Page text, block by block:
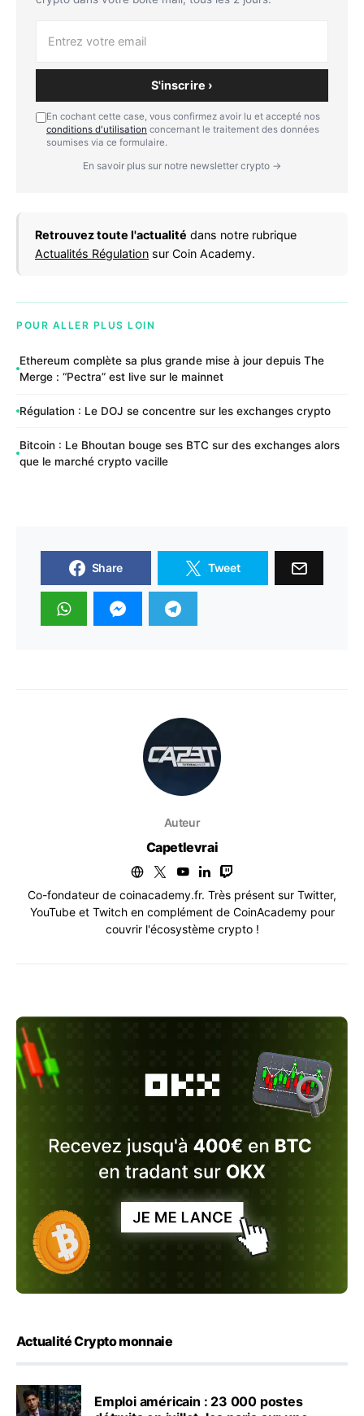
S'inscrire ›
En cochant cette case, vous confirmez avoir lu et accepté nos
conditions d'utilisation concernant le traitement des données
soumises via ce formulaire.
En savoir plus sur notre newsletter crypto →
Retrouvez toute l'actualité dans notre rubrique
Actualités Régulation sur Coin Academy.
POUR ALLER PLUS LOIN
Ethereum complète sa plus grande mise à jour depuis The
Merge : “Pectra” est live sur le mainnet
Régulation : Le DOJ se concentre sur les exchanges crypto
Bitcoin : Le Bhoutan bouge ses BTC sur des exchanges alors
que le marché crypto vacille
Share Tweet
Auteur
Capetlevrai
Co-fondateur de coinacademy.fr. Très présent sur Twitter,
YouTube et Twitch en complément de CoinAcademy pour
couvrir l'écosystème crypto !
Actualité Crypto monnaie
Emploi américain : 23 000 postes